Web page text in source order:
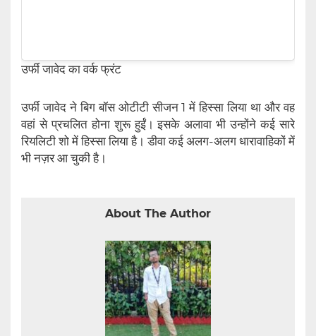
उर्फी जावेद का वर्क फ्रंट
उर्फी जावेद ने बिग बॉस ओटीटी सीजन 1 में हिस्सा लिया था और वह
वहां से प्रचलित होना शुरू हुईं। इसके अलावा भी उन्होंने कई सारे
रियलिटी शो में हिस्सा लिया है। डीवा कई अलग-अलग धारावाहिकों में
भी नज़र आ चुकी है।
About The Author